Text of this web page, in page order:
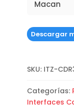
Macan
Descargar
SKU: ITZ-
Categorías:
Interfaces